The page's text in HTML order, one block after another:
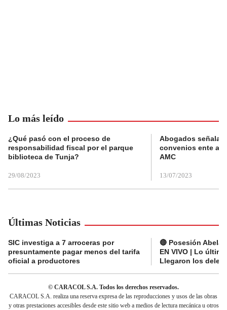
Lo más leído
¿Qué pasó con el proceso de
responsabilidad fiscal por el parque
biblioteca de Tunja?
29/08/2023
Abogados
convenios ente
AMC
13/07/2023
Últimas Noticias
SIC investiga a 7 arroceras por
presuntamente pagar menos del tarifa
oficial a productores
🔴 Posesión
EN VIVO | Lo
Llegaron los
© CARACOL S.A. Todos los derechos reservados.
CARACOL S.A. realiza una reserva expresa de las reproducciones y usos de las obras
y otras prestaciones accesibles desde este sitio web a medios de lectura mecánica u otros